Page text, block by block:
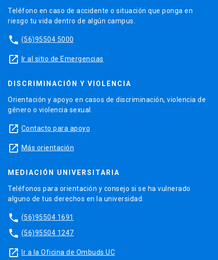
Teléfono en caso de accidente o situación que ponga en
riesgo tu vida dentro de algún campus.
phone (56)95504 5000
launch Ir al sitio de Emergencias
DISCRIMINACIÓN Y VIOLENCIA
Orientación y apoyo en casos de discriminación, violencia de
género o violencia sexual.
launch Contacto para apoyo
launch Más orientación
MEDIACIÓN UNIVERSITARIA
Teléfonos para orientación y consejo si se ha vulnerado
alguno de tus derechos en la universidad.
phone (56)95504 1691
phone (56)95504 1247
launch Ir a la Oficina de Ombuds UC